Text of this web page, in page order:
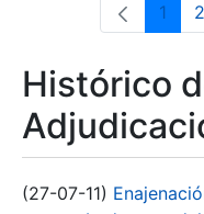
1 2
Histórico
(27-07-11)